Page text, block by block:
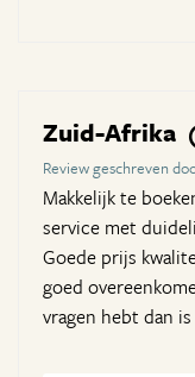
Zuid-Afrika
Review geschreven
Makkelijk te
service met
Goede prijs
goed
vragen hebt dan